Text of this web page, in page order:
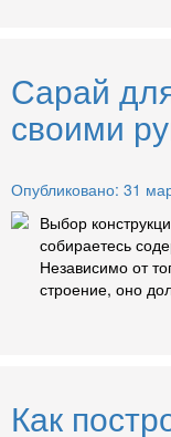
Сарай
своими
Опубликовано: 31
Выбор
собираетесь
Независимо от
строение, оно
Как